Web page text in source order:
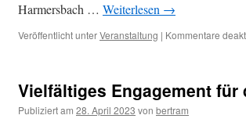
Harmersbach … Weiterlesen →
Veröffentlicht unterVeranstaltung | Kommentare
Vielfältiges Engagement für
Publiziert am 28. April 2023 von bertram